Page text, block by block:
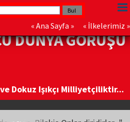
« Ana Sayfa » « İlkelerimiz »
DÜNYA GÖRÜŞÜ
Dokuz Işıkçı Milliyetçiliktir...